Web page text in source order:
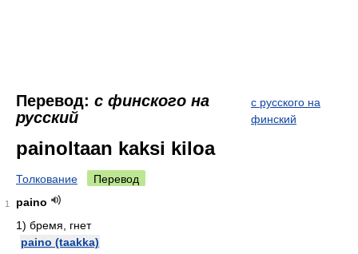
Перевод: с финского на
русский
с русского на
финский
painoltaan kaksi kiloa
Толкование Перевод
1
paino
1) бремя, гнет
paino (taakka)